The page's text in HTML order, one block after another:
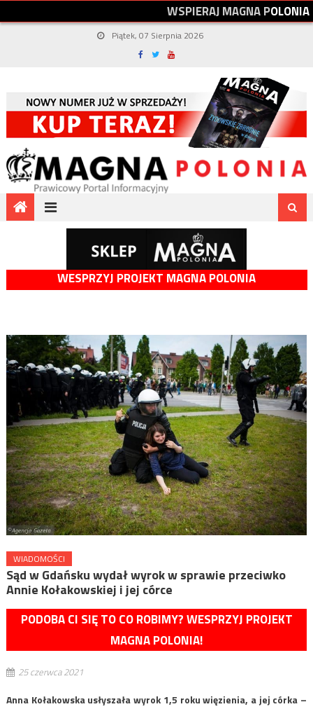
WSPIERAJMAGNAPOLONIA
Piątek, 07 Sierpnia 2026
WESPRZYJ PROJEKT MAGNA POLONIA
WIADOMOŚCI
Sąd w Gdańsku wydał wyrok w sprawie przeciwko
Annie Kołakowskiej i jej córce
PODOBA CI SIĘ TO CO ROBIMY? WESPRZYJ PROJEKT
MAGNA POLONIA!
25 czerwca 2021
Anna Kołakowska usłyszała wyrok 1,5 roku więzienia, a jej córka –